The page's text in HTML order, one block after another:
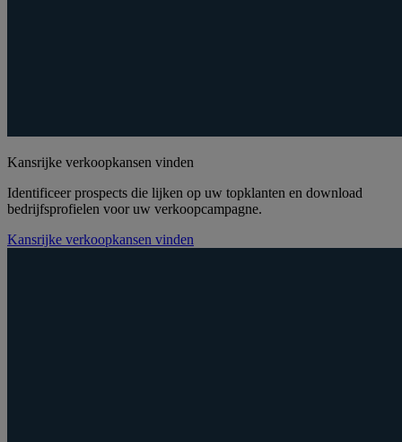
Kansrijke verkoopkansen vinden
Identificeer prospects die lijken op uw topklanten en download
bedrijfsprofielen voor uw verkoopcampagne.
Kansrijke verkoopkansen vinden